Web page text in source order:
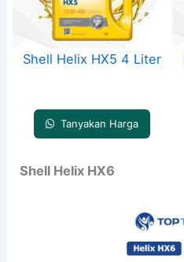
Shell Helix HX5 4 Liter
Tanyakan Harga
Shell Helix HX6